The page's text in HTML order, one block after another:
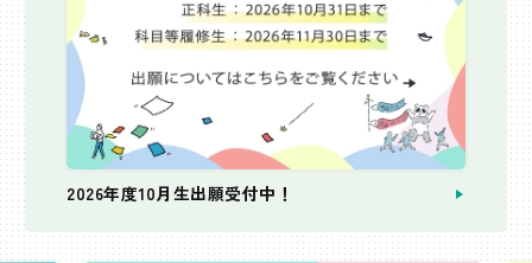
2026年度10月生出願受付中！